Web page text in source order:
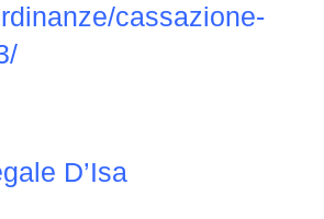
cassazione-
D’Isa